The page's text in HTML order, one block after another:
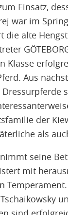
Einsatz,
war im
die alte
Klasse
Aus
der
als
nimmt seine
mit